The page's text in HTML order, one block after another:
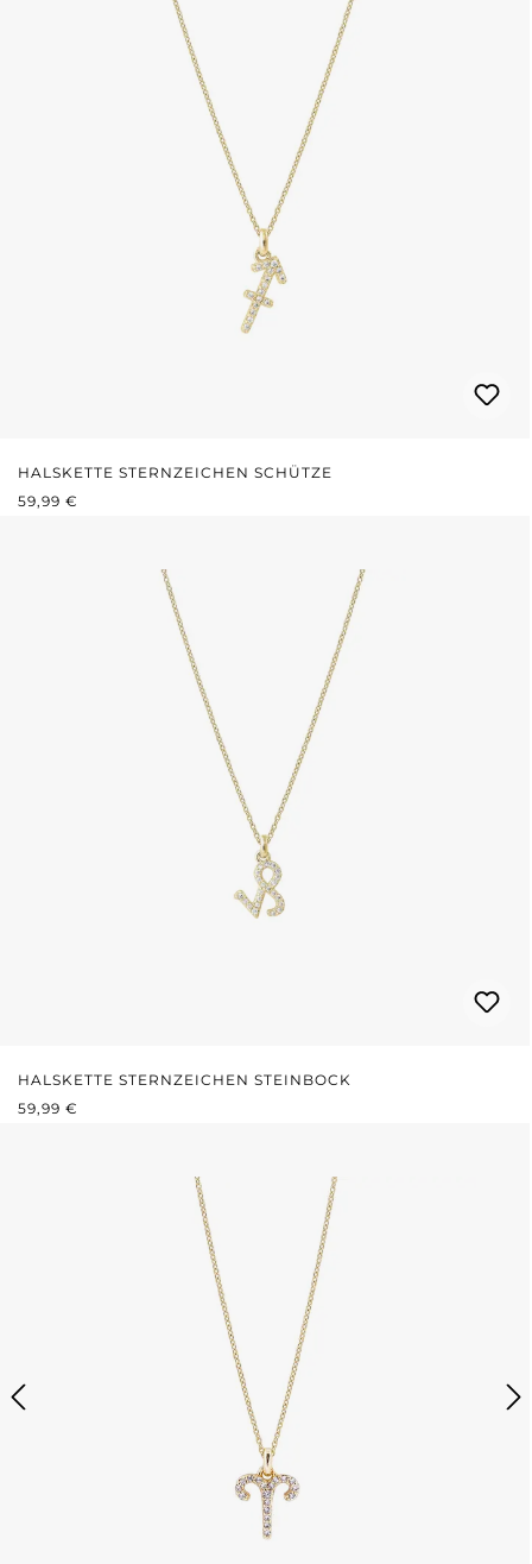
HALSKETTE STERNZEICHEN SCHÜTZE
REGULÄRER PREIS:
59,99 €
HALSKETTE STERNZEICHEN STEINBOCK
REGULÄRER PREIS:
59,99 €